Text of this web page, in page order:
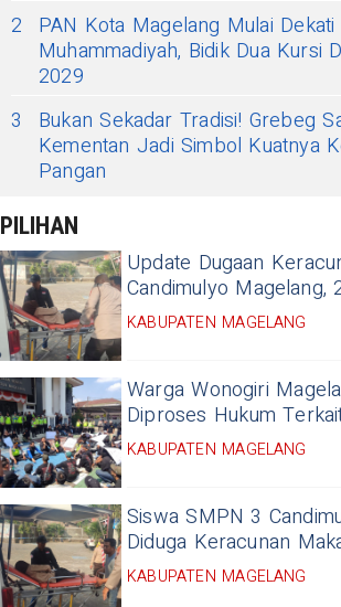
2
PAN Kota Magelang Mulai Dekati
Muhammadiyah, Bidik Dua Kursi
2029
3
Bukan Sekadar Tradisi! Grebeg
Kementan Jadi Simbol Kuatnya
Pangan
PILIHAN
Update Dugaan
Candimulyo Magelang,
KABUPATEN MAGELANG
Warga Wonogiri
Diproses Hukum
KABUPATEN MAGELANG
Siswa SMPN 3
Diduga Keracunan
KABUPATEN MAGELANG